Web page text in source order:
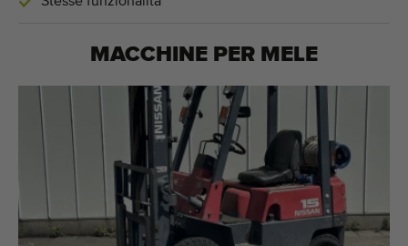
MACCHINE PER MELE